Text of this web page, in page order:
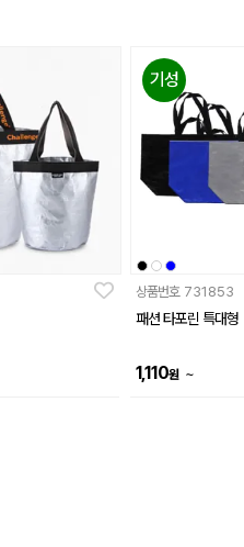
기성
상품번호 731853
패션 타포린 특대형
1,110원 ~